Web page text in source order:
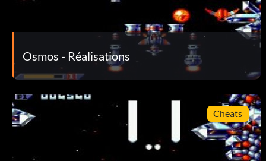
Osmos - Réalisations
Cheats